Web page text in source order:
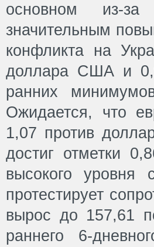
основном из-за
значительным
конфликта на
доллара США и
ранних
Ожидается, что
1,07 против
достиг отметки
высокого
протестирует
вырос до 157,61
раннего 6-